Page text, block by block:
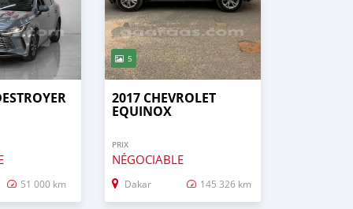
51 000 km
5
2017 CHEVROLET
EQUINOX
PRIX
NÉGOCIABLE
Dakar 145 326 km